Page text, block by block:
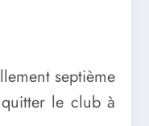
septième
le club à